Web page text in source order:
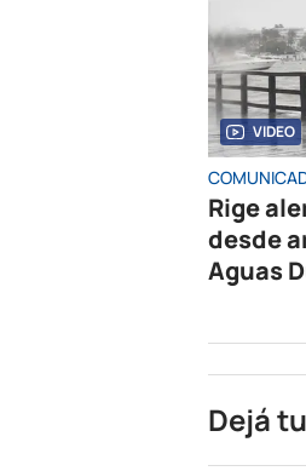
VIDEO
Rige
desde
Aguas
Dejá